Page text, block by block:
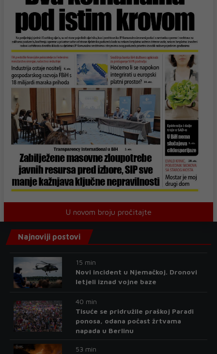
U novom broju pročitajte
Najnoviji postovi
15 min
Novi incident u Njemačkoj. Dronovi
letjeli iznad vojne baze
40 min
Tisuće se pridružile praškoj Paradi
ponosa, odana počast žrtvama
napada u Berlinu
53 min